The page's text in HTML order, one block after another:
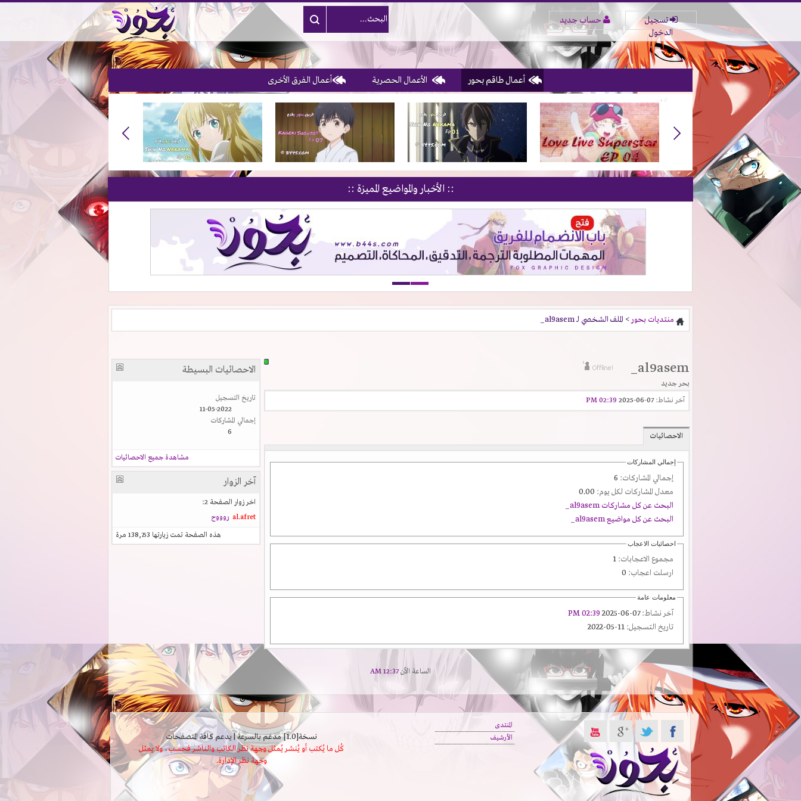
تسجيل
الدخول
حساب جديد
أعمال طاقم بحور الأعمال الحصرية أعمال الفرق الأخرى
1, 2, 3 & 4of 10
:: الأخبار والمواضيع المميزة ::
منتديات بحور > الملف الشخصي لـ al9asem_
al9asem_
بحر جديد
آخر نشاط:07-06-2025
02:39 PM
الاحصائيات
إجمالي المشاركات
إجمالي المشاركات:
معدل المشاركات لكل يوم:
البحث عن كل مشاركات al9asem_
البحث عن كل مواضيع al9asem_
احصائيات الاعجاب
مجموع الاعجابات:
ارسلت اعجاب:
معلومات عامة
آخر نشاط:07-06-2025
02:39 PM
تاريخ التسجيل:
الاحصائيات البسيطة
تاريخ التسجيل
11-05-2022
إجمالي المشاركات
6
مشاهدة جميع الاحصائيات
آخر الزوار
اخر زوار الصفحة 2:
al.afret روووح
هذه الصفحة تمت زيارتها 138,753 مرة
الساعة الآن12:37 AM
المنتدى
الأرشيف
نسخة[1.0] مدعَم بالسرعة | يدعم كافة المتصفحات
كُل ما يُكتب أو يُنشر يُمثل وجهة نظر الكاتب والناشر فحسب، ولا يمثل
وجهة نظر الإدارة.